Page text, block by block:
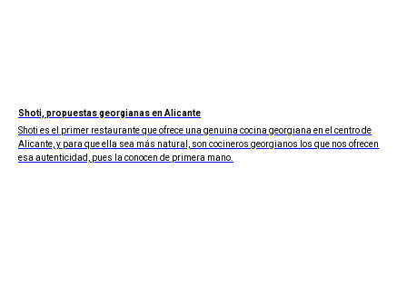
Shoti, propuestas georgianas en Alicante
Shoti es el primer restaurante que ofrece una genuina cocina georgiana en el centro de
Alicante, y para que ella sea más natural, son cocineros georgianos los que nos ofrecen
esa autenticidad, pues la conocen de primera mano.